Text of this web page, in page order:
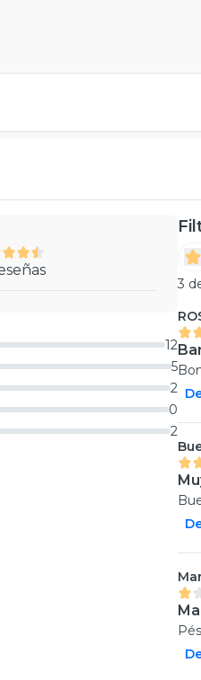
12
5
2
0
2
3